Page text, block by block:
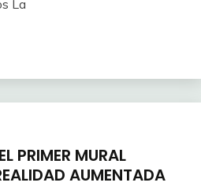
La
PRIMER MURAL
AUMENTADA